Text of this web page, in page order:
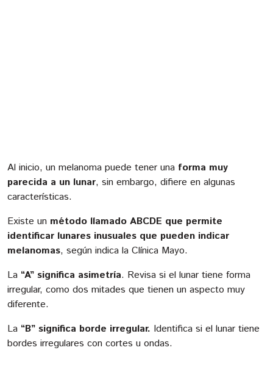
Al inicio, un melanoma puede tener una forma muy
parecida a un lunar, sin embargo, difiere en algunas
características.
Existe un método llamado ABCDE que permite
identificar lunares inusuales que pueden indicar
melanomas, según indica la Clínica Mayo.
La “A” significa asimetría. Revisa si el lunar tiene forma
irregular, como dos mitades que tienen un aspecto muy
diferente.
La “B” significa borde irregular. Identifica si el lunar tiene
bordes irregulares con cortes u ondas.